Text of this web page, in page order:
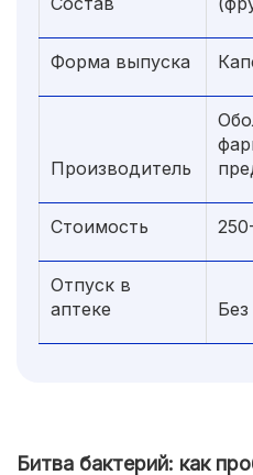
Форма выпуска
Производитель
Стоимость
Отпуск в
аптеке
Битва бактерий: как